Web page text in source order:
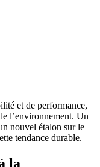
et de performance,
l’environnement. Un
nouvel étalon sur le
tendance durable.
la